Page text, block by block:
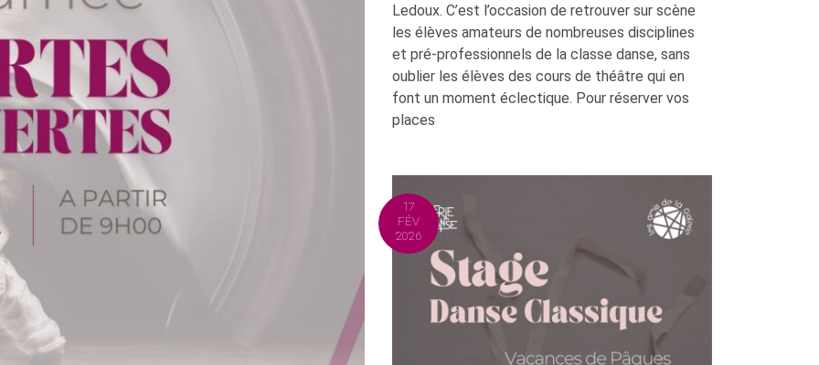
Ledoux. C’est l’occasion de retrouver sur scène
les élèves amateurs de nombreuses disciplines
et pré-professionnels de la classe danse, sans
oublier les élèves des cours de théâtre qui en
font un moment éclectique. Pour réserver vos
places
17
FÉV
2026